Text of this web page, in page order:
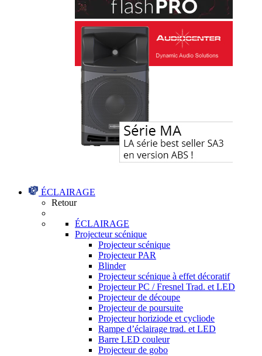
ÉCLAIRAGE
Retour
ÉCLAIRAGE
Projecteur scénique
Projecteur scénique
Projecteur PAR
Blinder
Projecteur scénique à effet décoratif
Projecteur PC / Fresnel Trad. et LED
Projecteur de découpe
Projecteur de poursuite
Projecteur horiziode et cycliode
Rampe d’éclairage trad. et LED
Barre LED couleur
Projecteur de gobo